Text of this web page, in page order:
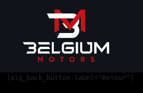
[alg_back_button label="Retour"]